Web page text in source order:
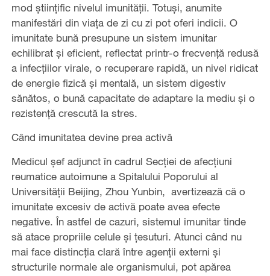
mod științific nivelul imunității. Totuși, anumite
manifestări din viața de zi cu zi pot oferi indicii. O
imunitate bună presupune un sistem imunitar
echilibrat și eficient, reflectat printr-o frecvență redusă
a infecțiilor virale, o recuperare rapidă, un nivel ridicat
de energie fizică și mentală, un sistem digestiv
sănătos, o bună capacitate de adaptare la mediu și o
rezistență crescută la stres.
Când imunitatea devine prea activă
Medicul șef adjunct în cadrul Secției de afecțiuni
reumatice autoimune a Spitalului Poporului al
Universității Beijing, Zhou Yunbin, avertizează că o
imunitate excesiv de activă poate avea efecte
negative. În astfel de cazuri, sistemul imunitar tinde
să atace propriile celule și țesuturi. Atunci când nu
mai face distincția clară între agenții externi și
structurile normale ale organismului, pot apărea